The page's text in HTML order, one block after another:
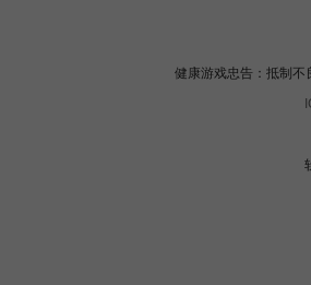
健康游戏忠告：抵制不